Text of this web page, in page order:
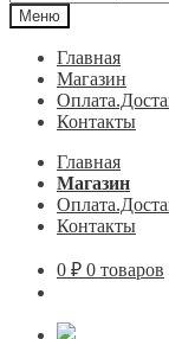
Меню
Главная
Магазин
Контакты
Главная
Магазин
Контакты
0 ₽ 0 товаров